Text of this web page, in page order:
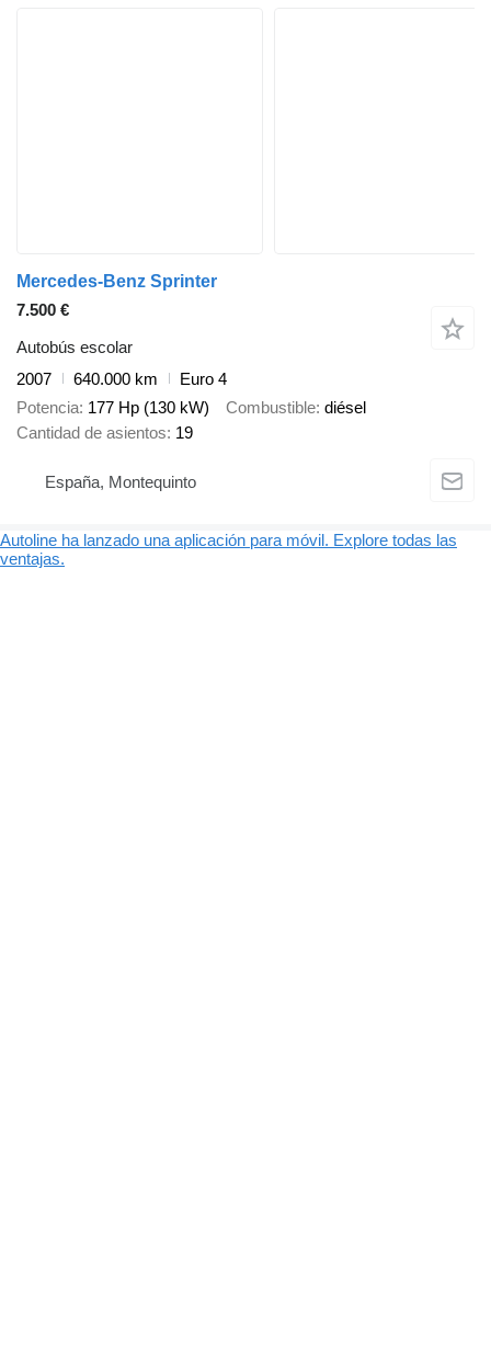
Mercedes-Benz Sprinter
7.500 €
Autobús escolar
2007
640.000 km
Euro 4
Potencia 177 Hp (130 kW) Combustible diésel
Cantidad de asientos 19
España, Montequinto
Autoline ha lanzado una aplicación para móvil. Explore todas las
ventajas.